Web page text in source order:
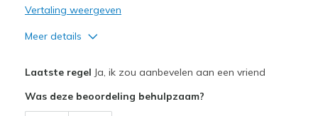
Vertaling weergeven
Meer details
Breathe Well
Laatste regel Ja, ik zou aanbevelen aan een vriend
Was deze beoordeling behulpzaam?